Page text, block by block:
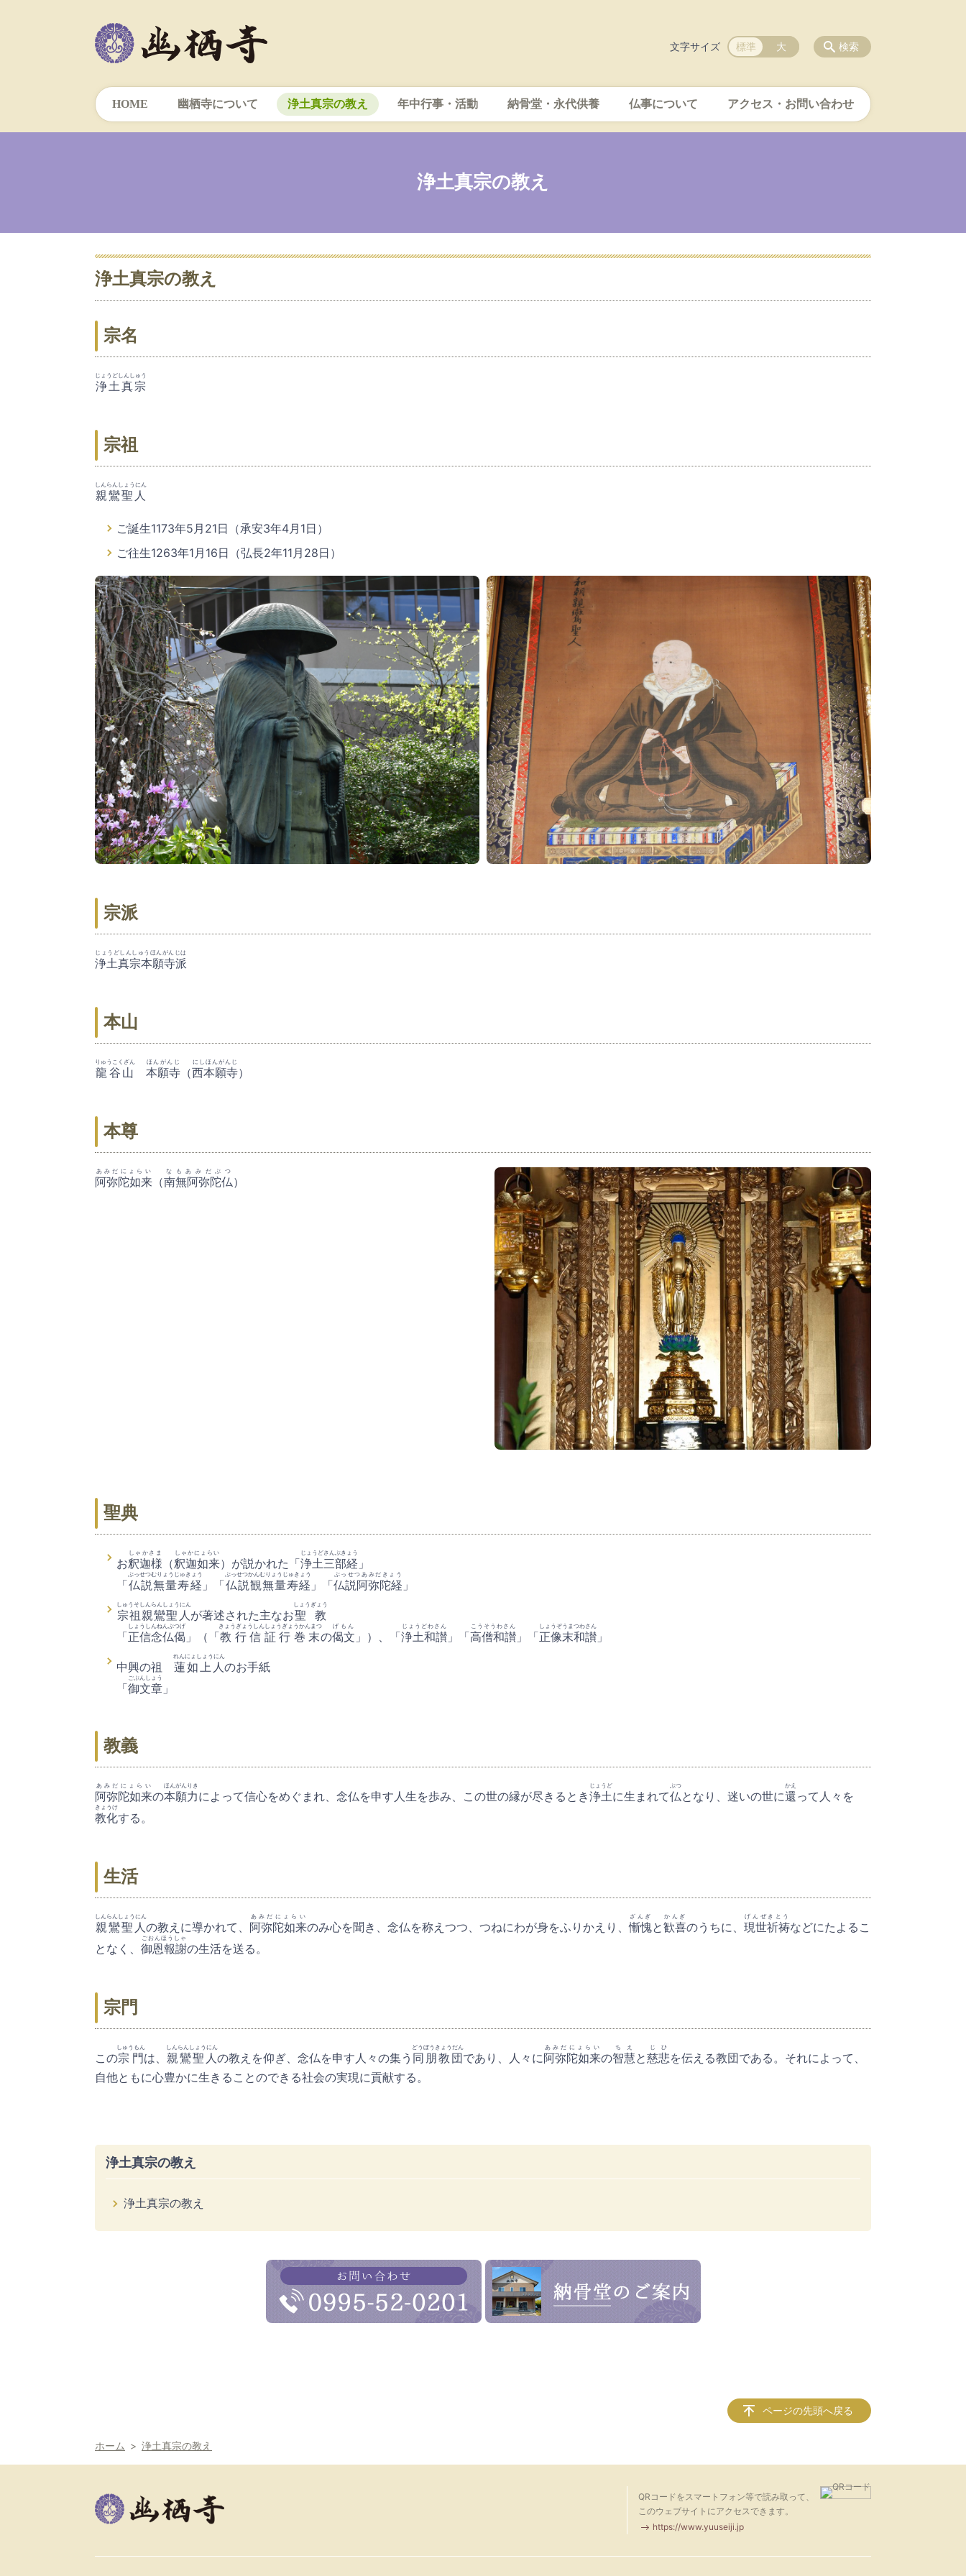
HOME 幽栖寺について 浄土真宗の教え 年中行事・活動 納骨堂・永代供養 仏事について アクセス・お問い合わせ
検索
文字サイズ 標準 大
浄土真宗の教え
浄土真宗の教え
宗名
浄土真宗
じょうどしんしゅう
宗祖
親鸞聖人
しんらんしょうにん
ご誕生1173年5月21日（承安3年4月1日）
ご往生1263年1月16日（弘長2年11月28日）
宗派
浄土真宗本願寺派
じょうどしんしゅうほんがんじは
本山
龍谷山
りゅうこくざん
本願寺
ほんがんじ
（西本願寺
にしほんがんじ
）
本尊
阿弥陀如来
あみだにょらい
（南無阿弥陀仏
なもあみだぶつ
）
聖典
お釈迦様
しゃかさま
（釈迦如来
しゃかにょらい
）が説かれた「浄土三部経
じょうどさんぶきょう
」
「仏説無量寿経
ぶっせつむりょうじゅきょう
」「仏説観無量寿経
ぶっせつかんむりょうじゅきょう
」「仏説阿弥陀経
ぶっせつあみだきょう
」
宗祖親鸞聖人
しゅうそしんらんしょうにん
が著述された主なお聖 教
しょうぎょう
「正信念仏偈
しょうしんねんぶつげ
」（「教行信証行巻末
きょうぎょうしんしょうぎょうかんまつ
の偈文
げもん
」）、「浄土和讃
じょうどわさん
」「高僧和讃
こうそうわさん
」「正像末和讃
しょうぞうまつわさん
」
中興の祖 蓮如上人
れんにょしょうにん
のお手紙
「御文章
ごぶんしょう
」
教義
阿弥陀如来
あみだにょらい
の本願力
ほんがんりき
によって信心をめぐまれ、念仏を申す人生を歩み、この世の縁が尽きるとき浄土
じょうど
に生まれて仏
ぶつ
となり、迷いの世に還
かえ
って人々を
教化
きょうけ
する。
生活
親鸞聖人
しんらんしょうにん
の教えに導かれて、 阿弥陀如来
あみだにょらい
のみ心を聞き、念仏を称えつつ、つねにわが身をふりかえり、慚愧
ざんぎ
と歓喜
かんぎ
のうちに、 現世祈祷
げんぜきとう
などにたよるこ
となく、 御恩報謝
ごおんほうしゃ
の生活を送る。
宗門
この宗門
しゅうもん
は、 親鸞聖人
しんらんしょうにん
の教えを仰ぎ、念仏を申す人々の集う 同朋教団
どうぼうきょうだん
であり、人々に阿弥陀如来
あみだにょらい
の智慧
ちえ
と慈悲
じひ
を伝える教団である。それによって、
自他ともに心豊かに生きることのできる社会の実現に貢献する。
浄土真宗の教え
浄土真宗の教え
ページの先頭へ戻る
ホーム 浄土真宗の教え
QRコードをスマートフォン等で読み取って、
このウェブサイトにアクセスできます。
https://www.yuuseiji.jp